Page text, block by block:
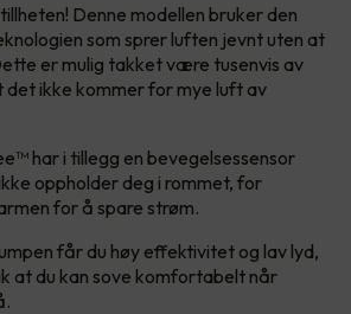
Denne modellen bruker den
som sprer luften jevnt uten at
er mulig takket være tusenvis av
det ikke kommer for mye luft av
har i tillegg en bevegelsessensor
oppholder deg i rommet, for
for å spare strøm.
får du høy effektivitet og lav lyd,
at du kan sove komfortabelt når